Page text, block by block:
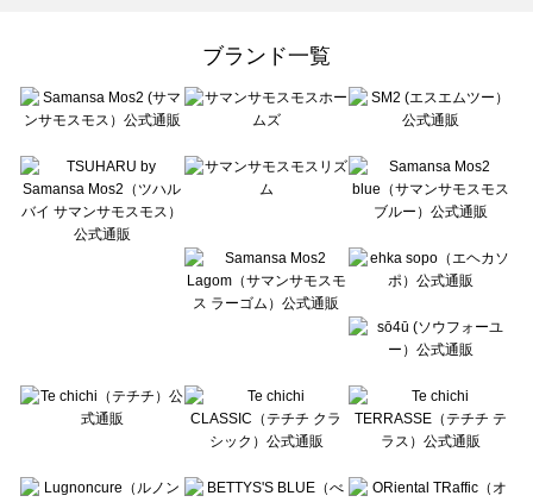
sō4ū（ソウフォーユー）のスーツ一覧
Te chichi（テチチ）のスーツ一覧
Te chichi CLASSIC（テチチ クラシック）のスーツ一覧
Lugnoncure（ルノンキュール）のスーツ一覧
BETTY'S BLUE（べティーズブルー）のスーツ一覧
Wpc.（ワールドパーティー）のスーツ一覧
ブランド一覧